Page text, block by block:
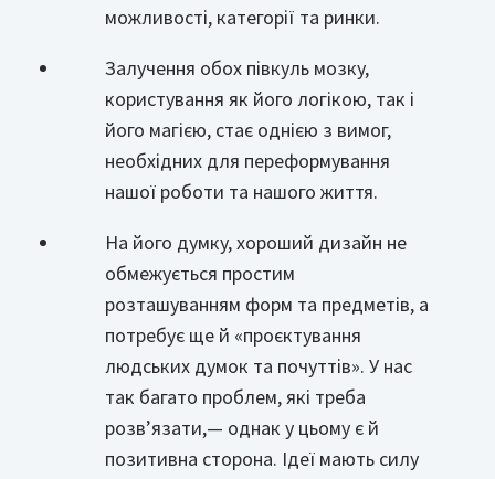
можливості, категорії та ринки.
Залучення обох півкуль мозку,
користування як його логікою, так і
його магією, стає однією з вимог,
необхідних для переформування
нашої роботи та нашого життя.
На його думку, хороший дизайн не
обмежується простим
розташуванням форм та предметів, а
потребує ще й «проєктування
людських думок та почуттів». У нас
так багато проблем, які треба
розв’язати,— однак у цьому є й
позитивна сторона. Ідеї мають силу